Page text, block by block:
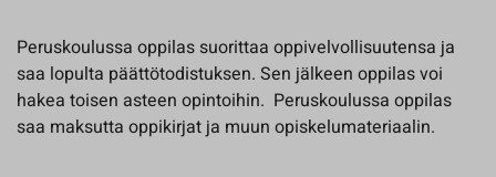
Peruskoulussa oppilas suorittaa oppivelvollisuutensa ja
saa lopulta päättötodistuksen. Sen jälkeen oppilas voi
hakea toisen asteen opintoihin. Peruskoulussa oppilas
saa maksutta oppikirjat ja muun opiskelumateriaalin.